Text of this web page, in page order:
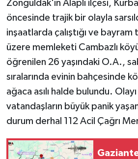
Zonguldak'ın Alaplı ilçesi,
öncesinde trajik bir olayla
inşaatlarda çalıştığı ve
üzere memleketi Cambazlı
öğrenilen 26 yaşındaki O.A.,
sıralarında evinin bahçesinde
ağaca asılı halde bulundu.
vatandaşların büyük panik
durum derhal 112 Acil Çağrı